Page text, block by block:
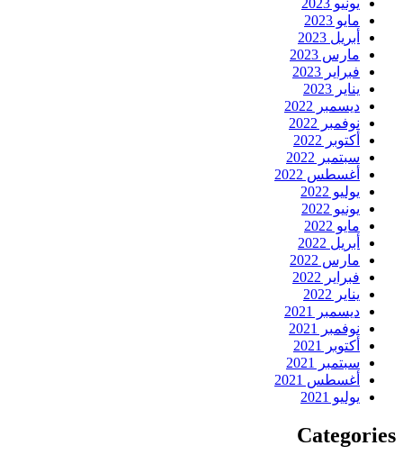
مايو 2023
أبريل 2023
مارس 2023
فبراير 2023
يناير 2023
ديسمبر 2022
نوفمبر 2022
أكتوبر 2022
سبتمبر 2022
أغسطس 2022
يوليو 2022
يونيو 2022
مايو 2022
أبريل 2022
مارس 2022
فبراير 2022
يناير 2022
ديسمبر 2021
نوفمبر 2021
أكتوبر 2021
سبتمبر 2021
أغسطس 2021
يوليو 2021
Categories